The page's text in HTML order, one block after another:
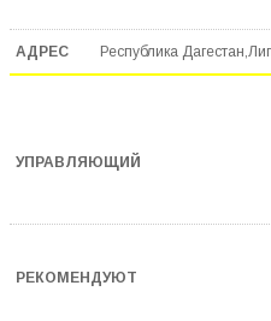
Республика